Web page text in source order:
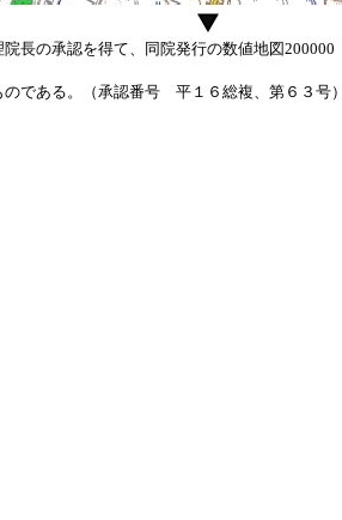
長の承認を得て、同院発行の数値地図
のである。（承認番号 平１６総複、第６３号